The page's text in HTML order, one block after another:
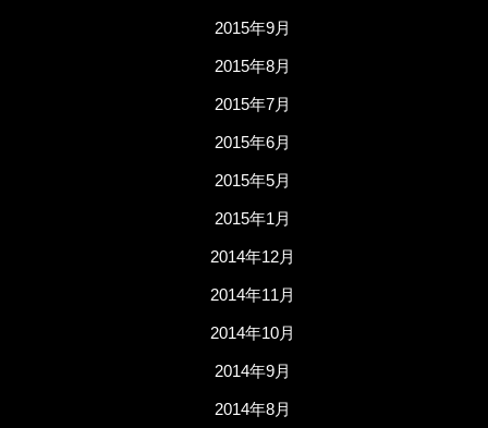
2015年9月
2015年8月
2015年7月
2015年6月
2015年5月
2015年1月
2014年12月
2014年11月
2014年10月
2014年9月
2014年8月